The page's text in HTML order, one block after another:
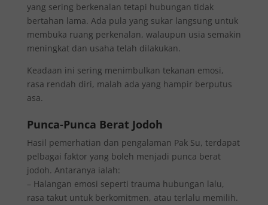
yang sering berkenalan tetapi hubungan tidak
bertahan lama. Ada pula yang sukar langsung untuk
membuka ruang perkenalan, walaupun usia semakin
meningkat dan usaha telah dilakukan.
Keadaan ini sering menimbulkan tekanan emosi,
rasa rendah diri, malah ada yang hampir berputus
asa.
Punca-Punca Berat Jodoh
Hasil pemerhatian dan pengalaman Pak Su, terdapat
pelbagai faktor yang boleh menjadi punca berat
jodoh. Antaranya ialah:
– Halangan emosi seperti trauma hubungan lalu,
rasa takut untuk berkomitmen, atau terlalu memilih.